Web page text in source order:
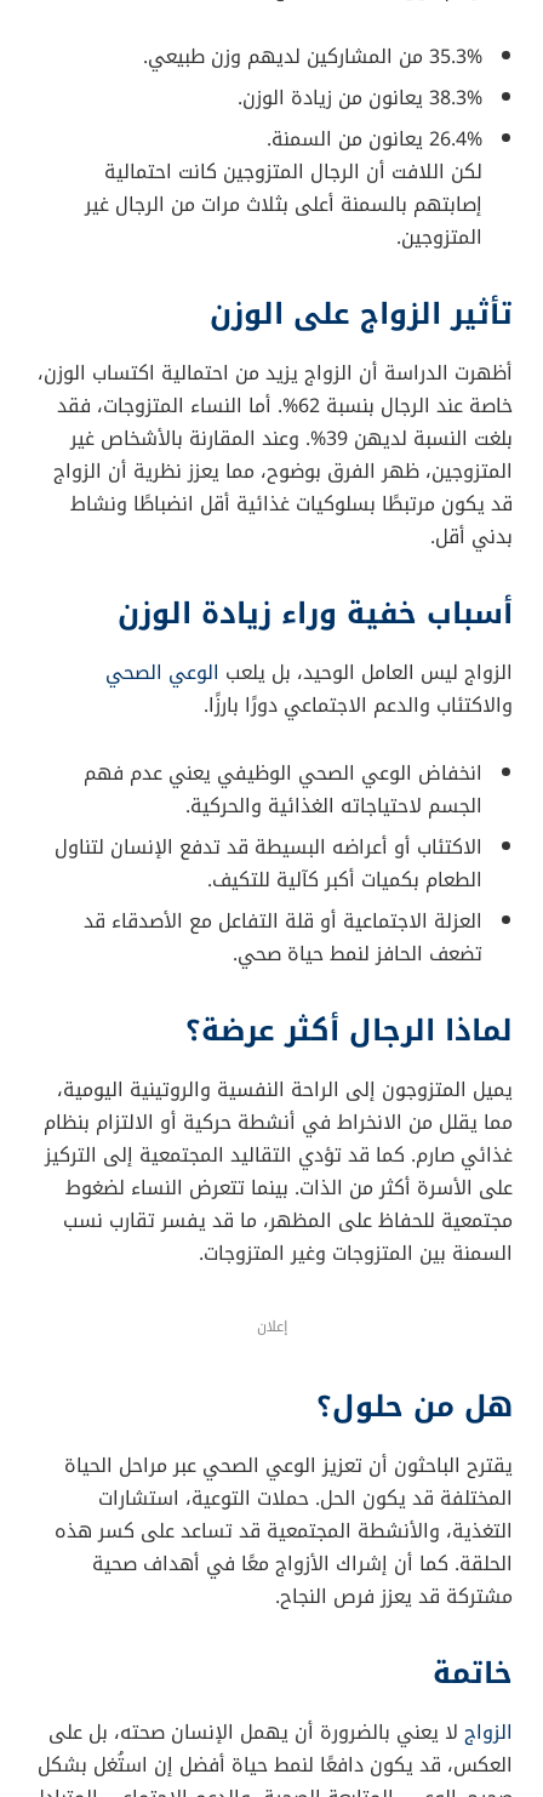
بينما يُنظر إلى الزواج غالبًا كمصدر للاستقرار و
تظهر دراسات جديدة أن لهذه العلاقة تأثيرات غير متوقعة
على الصحة الجسدية، خصوصًا لدى الرجال. في مفارقة
ملفتة، يبدو أن الرجل المتزوج قد يكون أكثر عرضة للإصابة
به من رضا وسعادة في حياته الزوجية.
نتائج دراسة ECO 2025
عرضت نتائج دراسة حديثة في مؤتمر السمنة الأوروبي
“ECO 2025” الذي يُعقد في إسبانيا، حيث حلل فريق من
العلماء البولنديين بيانات أكثر من 2400 شخص تتراوح
أعمارهم حول 50 عامًا. النتائج كانت مفاجئة:
35.3% من المشاركين لديهم وزن طبيعي.
38.3% يعانون من زيادة الوزن.
26.4% يعانون من السمنة.
لكن اللافت أن الرجال المتزوجين كانت احتمالية
المتزوجين.
تأثير الزواج على الوزن
أظهرت الدراسة أن الزواج يزيد من احتمالية اكتساب الوزن،
خاصة عند الرجال بنسبة 62%. أما النساء المتزوجات، فقد
المتزوجين، ظهر الفرق بوضوح، مما يعزز نظرية أن الزواج
قد يكون مرتبطًا بسلوكيات غذائية أقل انضباطًا ونشاط
بدني أقل.
أسباب خفية وراء زيادة الوزن
الزواج ليس العامل الوحيد، بل يلعبالوعي الصحي
والاكتئاب والدعم الاجتماعي دورًا بارزًا.
انخفاض الوعي الصحي الوظيفي يعني عدم فهم
الاكتئاب أو أعراضه البسيطة قد تدفع الإنسان لتناول
الطعام بكميات أكبر كآلية للتكيف.
العزلة الاجتماعية أو قلة التفاعل مع الأصدقاء قد
تضعف الحافز لنمط حياة صحي.
لماذا الرجال أكثر عرضة؟
مما يقلل من الانخراط في أنشطة حركية أو الالتزام بنظام
على الأسرة أكثر من الذات. بينما تتعرض النساء لضغوط
مجتمعية للحفاظ على المظهر، ما قد يفسر تقارب نسب